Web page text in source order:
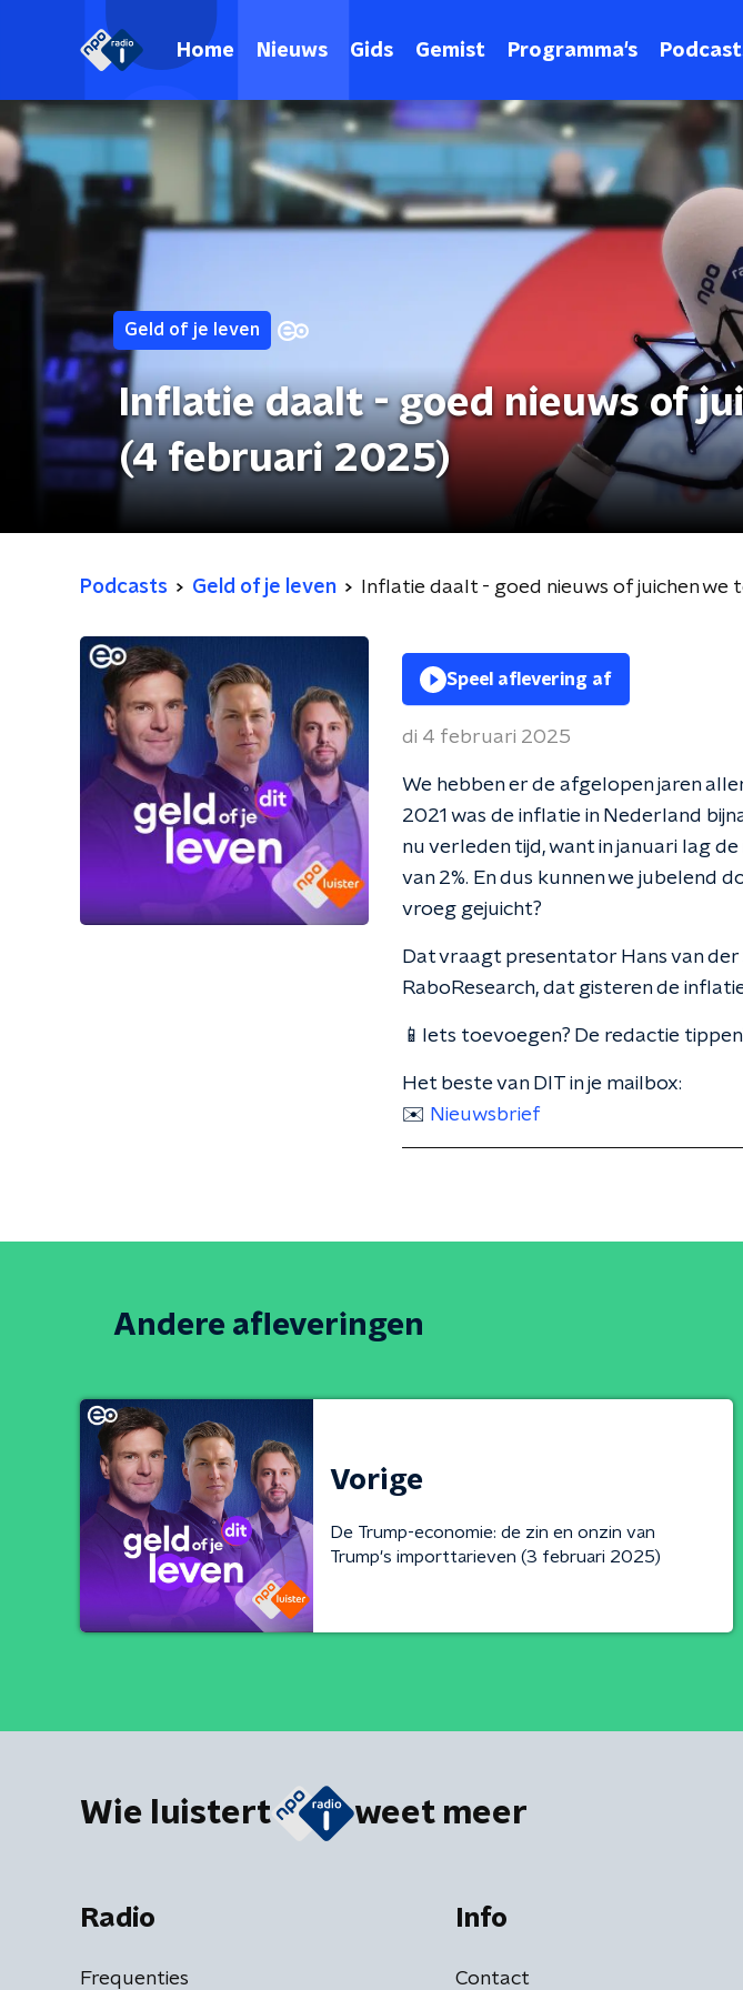
Home Nieuws Gids Gemist Programma's
Geld of je leven
Inflatie daalt - goed nieuws of
(4 februari 2025)
Podcasts Geld of je leven Inflatie daalt - goed nieuws of juichen
Speel aflevering af
di 4 februari 2025
We hebben er de afgelopen jaren
2021 was de inflatie in Nederland
nu verleden tijd, want in januari lag
van 2%. En dus kunnen we jubelend
vroeg gejuicht?
Dat vraagt presentator Hans van
RaboResearch, dat gisteren de
📱Iets toevoegen? De redactie
Het beste van DIT in je mailbox:
✉️ Nieuwsbrief
Andere afleveringen
Vorige
De Trump-economie: de zin en onzin van
Trump's importtarieven (3 februari 2025)
Wie luistert weet meer
Radio
Frequenties
Info
Contact